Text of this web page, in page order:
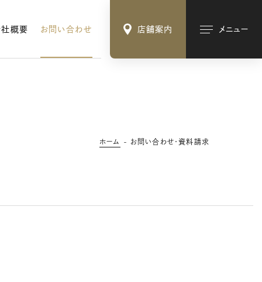
概要 お問い合わせ 店舗案内 メニュー
ホーム お問い合わせ・資料請求